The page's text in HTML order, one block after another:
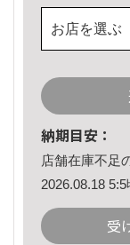
お店を選ぶ
納期目安：
店舗在庫不足
2026.08.18
受